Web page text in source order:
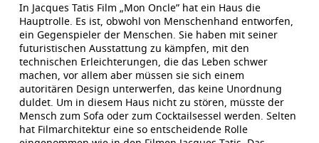
In Jacques Tatis Film „Mon Oncle” hat ein Haus die
Hauptrolle. Es ist, obwohl von Menschenhand entworfen,
ein Gegenspieler der Menschen. Sie haben mit seiner
futuristischen Ausstattung zu kämpfen, mit den
technischen Erleichterungen, die das Leben schwer
machen, vor allem aber müssen sie sich einem
autoritären Design unterwerfen, das keine Unordnung
duldet. Um in diesem Haus nicht zu stören, müsste der
Mensch zum Sofa oder zum Cocktailsessel werden. Selten
hat Filmarchitektur eine so entscheidende Rolle